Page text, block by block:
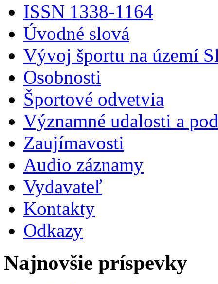
ISSN 1338-1164
Úvodné slová
Vývoj športu na území
Osobnosti
Športové odvetvia
Významné udalosti a
Zaujímavosti
Audio záznamy
Vydavateľ
Kontakty
Odkazy
Najnovšie príspevky